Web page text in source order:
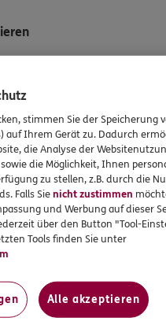
stimmen Sie der Speicherung
auf Ihrem Gerät zu. Dadurch
die Analyse der
die Möglichkeit, Ihnen
zu stellen, z.B. durch die
Falls Sienicht zustimmen
und Werbung auf dieser
über den Button "Tool-
Tools finden Sie unter
Alle akzeptieren